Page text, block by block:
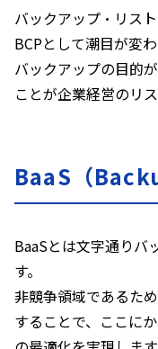
バックアップ・リス
BCPとして潮目が変
バックアップの目的
ことが企業経営のリ
BaaS（
BaaSとは文字通りバ
す。
非競争領域であるた
することで、ここに